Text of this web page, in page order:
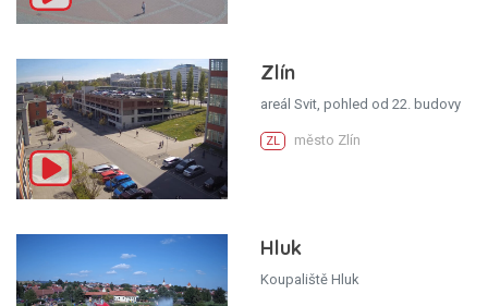
Zlín
areál Svit, pohled od 22. budovy
ZL město Zlín
Hluk
Koupaliště Hluk